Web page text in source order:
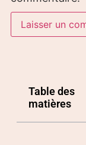
Table des
matières